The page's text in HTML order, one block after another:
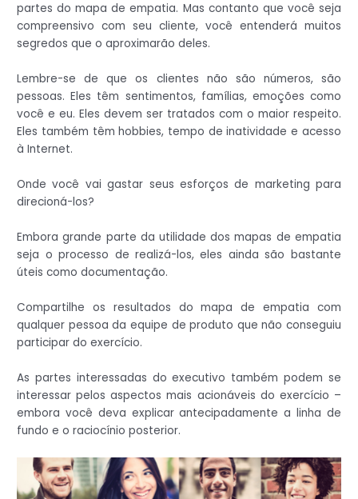
partes do mapa de empatia. Mas contanto que você seja
compreensivo com seu cliente, você entenderá muitos
segredos que o aproximarão deles.
Lembre-se de que os clientes não são números, são
pessoas. Eles têm sentimentos, famílias, emoções como
você e eu. Eles devem ser tratados com o maior respeito.
Eles também têm hobbies, tempo de inatividade e acesso
à Internet.
Onde você vai gastar seus esforços de marketing para
direcioná-los?
Embora grande parte da utilidade dos mapas de empatia
seja o processo de realizá-los, eles ainda são bastante
úteis como documentação.
Compartilhe os resultados do mapa de empatia com
qualquer pessoa da equipe de produto que não conseguiu
participar do exercício.
As partes interessadas do executivo também podem se
interessar pelos aspectos mais acionáveis do exercício –
embora você deva explicar antecipadamente a linha de
fundo e o raciocínio posterior.